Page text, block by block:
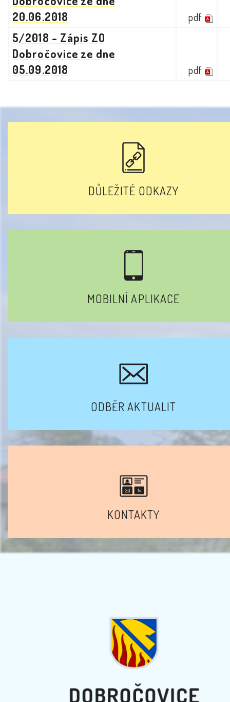
20.06.2018
pdf
5/2018 - Zápis ZO
Dobročovice ze dne
05.09.2018
pdf
DŮLEŽITÉ ODKAZY
MOBILNÍ APLIKACE
ODBĚR AKTUALIT
KONTAKTY